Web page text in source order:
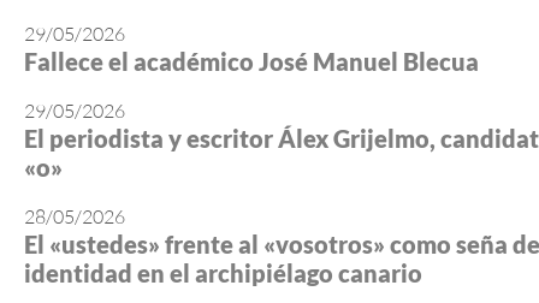
29/05/2026
Fallece el académico José Manuel Blecua
29/05/2026
El periodista y escritor Álex Grijelmo,
«o»
28/05/2026
El «ustedes» frente al «vosotros» como seña de
identidad en el archipiélago canario